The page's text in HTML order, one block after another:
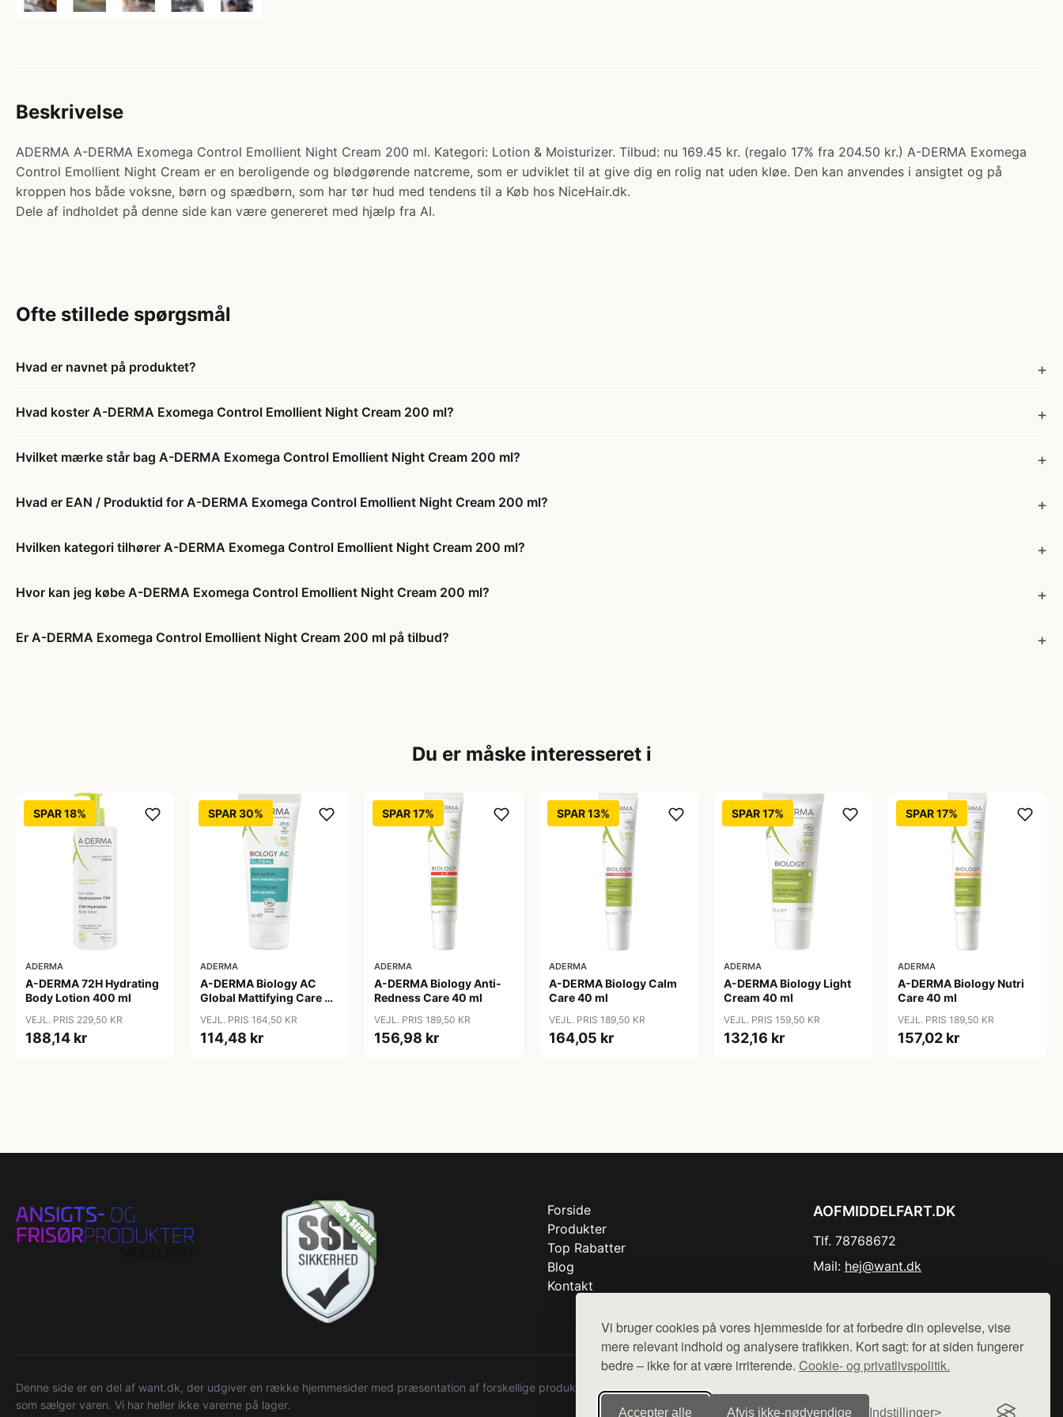
Vi bruger cookies på vores hjemmeside for at forbedre din oplevelse, vise
mere relevant indhold og analysere trafikken. Kort sagt: for at siden fungerer
bedre – ikke for at være irriterende. Cookie- og privatlivspolitik.
Accepter alle Afvis ikke‑nødvendige Indstillinger
Beskrivelse
ADERMA A-DERMA Exomega Control Emollient Night Cream 200 ml. Kategori: Lotion & Moisturizer. Tilbud: nu 169.45 kr. (regalo 17% fra 204.50 kr.) A-DERMA Exomega
Control Emollient Night Cream er en beroligende og blødgørende natcreme, som er udviklet til at give dig en rolig nat uden kløe. Den kan anvendes i ansigtet og på
kroppen hos både voksne, børn og spædbørn, som har tør hud med tendens til a Køb hos NiceHair.dk.
Dele af indholdet på denne side kan være genereret med hjælp fra AI.
Ofte stillede spørgsmål
Hvad er navnet på produktet?
Hvad koster A-DERMA Exomega Control Emollient Night Cream 200 ml?
Hvilket mærke står bag A-DERMA Exomega Control Emollient Night Cream 200 ml?
Hvad er EAN / Produktid for A-DERMA Exomega Control Emollient Night Cream 200 ml?
Hvilken kategori tilhører A-DERMA Exomega Control Emollient Night Cream 200 ml?
Hvor kan jeg købe A-DERMA Exomega Control Emollient Night Cream 200 ml?
Er A-DERMA Exomega Control Emollient Night Cream 200 ml på tilbud?
Du er måske interesseret i
SPAR 18%
ADERMA
A-DERMA 72H Hydrating
Body Lotion 400 ml
VEJL. PRIS 229,50 KR
188,14 kr
SPAR 30%
ADERMA
A-DERMA Biology AC
Global Mattifying Care 40
VEJL. PRIS 164,50 KR
114,48 kr
SPAR 17%
ADERMA
A-DERMA Biology Anti-
Redness Care 40 ml
VEJL. PRIS 189,50 KR
156,98 kr
SPAR 13%
ADERMA
A-DERMA Biology Calm
Care 40 ml
VEJL. PRIS 189,50 KR
164,05 kr
SPAR 17%
ADERMA
A-DERMA Biology Light
Cream 40 ml
VEJL. PRIS 159,50 KR
132,16 kr
SPAR 17%
ADERMA
A-DERMA Biology Nutri
Care 40 ml
VEJL. PRIS 189,50 KR
157,02 kr
Forside
Produkter
Top Rabatter
Blog
Kontakt
AOFMIDDELFART.DK
Tlf. 78768672
Mail: hej@want.dk
Denne side er en del af want.dk, der udgiver en række hjemmesider med præsentation af forskellige produkter fra diverse webshops. Der sælges ikke varer fra denne side - vi henviser til de shops,
som sælger varen. Vi har heller ikke varerne på lager.